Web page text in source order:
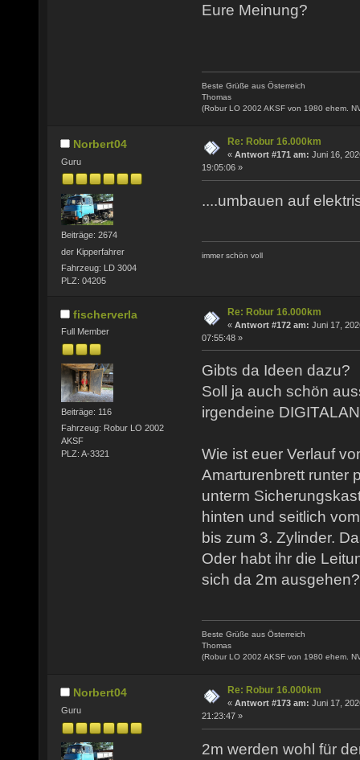
Eure Meinung?
Beste Grüße aus Österreich
Thomas
(Robur LO 2002 AKSF von 1980 ehem.
Norbert04
Guru
Beiträge: 2674
der Kipperfahrer
Fahrzeug: LD 3004
PLZ: 04205
Re: Robur 16.000km
« Antwort #171 am: Juni 16,
19:05:06 »
....umbauen auf
immer schön voll
fischerverla
Full Member
Beiträge: 116
Fahrzeug: Robur LO 2002
AKSF
PLZ: A-3321
Re: Robur 16.000km
« Antwort #172 am: Juni 17,
07:55:48 »
Gibts da Ideen dazu?
Soll ja auch schön
irgendeine
Wie ist euer Verlauf
Amarturenbrett runter
unterm
hinten und seitlich
bis zum 3. Zylinder.
Oder habt ihr die
sich da 2m ausgehen?
Beste Grüße aus Österreich
Thomas
(Robur LO 2002 AKSF von 1980 ehem.
Norbert04
Guru
Re: Robur 16.000km
« Antwort #173 am: Juni 17,
21:23:47 »
2m werden wohl für